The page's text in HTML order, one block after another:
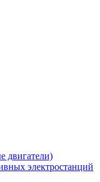
двигатели)
электростанций